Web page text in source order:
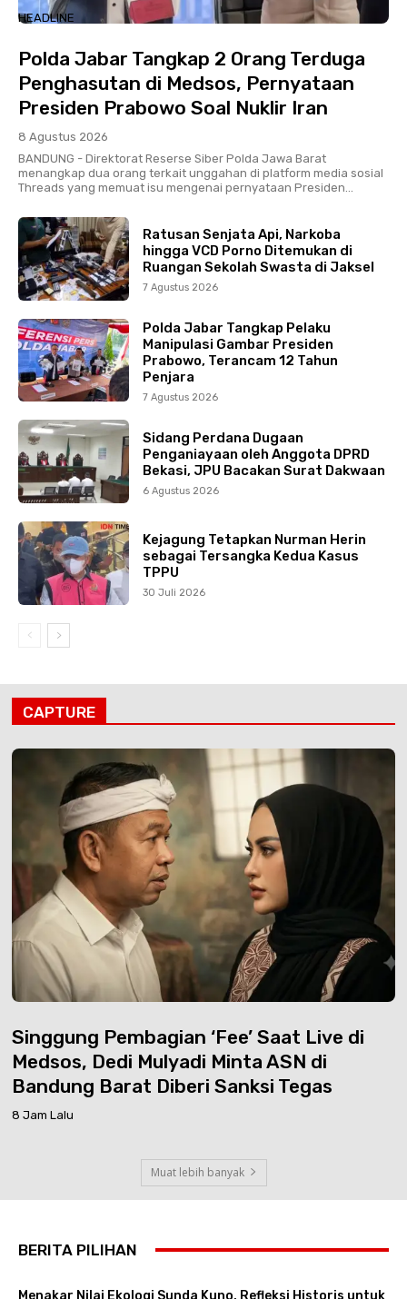
HEADLINE
Polda Jabar Tangkap 2 Orang Terduga
Penghasutan di Medsos, Pernyataan
Presiden Prabowo Soal Nuklir Iran
8 Agustus 2026
BANDUNG - Direktorat Reserse Siber Polda Jawa Barat
menangkap dua orang terkait unggahan di platform media sosial
Threads yang memuat isu mengenai pernyataan Presiden...
Ratusan Senjata Api, Narkoba
hingga VCD Porno Ditemukan di
Ruangan Sekolah Swasta di Jaksel
7 Agustus 2026
Polda Jabar Tangkap Pelaku
Manipulasi Gambar Presiden
Prabowo, Terancam 12 Tahun
Penjara
7 Agustus 2026
Sidang Perdana Dugaan
Penganiayaan oleh Anggota DPRD
Bekasi, JPU Bacakan Surat Dakwaan
6 Agustus 2026
Kejagung Tetapkan Nurman Herin
sebagai Tersangka Kedua Kasus
TPPU
30 Juli 2026
CAPTURE
Singgung Pembagian ‘Fee’ Saat Live di
Medsos, Dedi Mulyadi Minta ASN di
Bandung Barat Diberi Sanksi Tegas
8 Jam Lalu
Muat lebih banyak
BERITA PILIHAN
Menakar Nilai Ekologi Sunda Kuno, Refleksi Historis untuk